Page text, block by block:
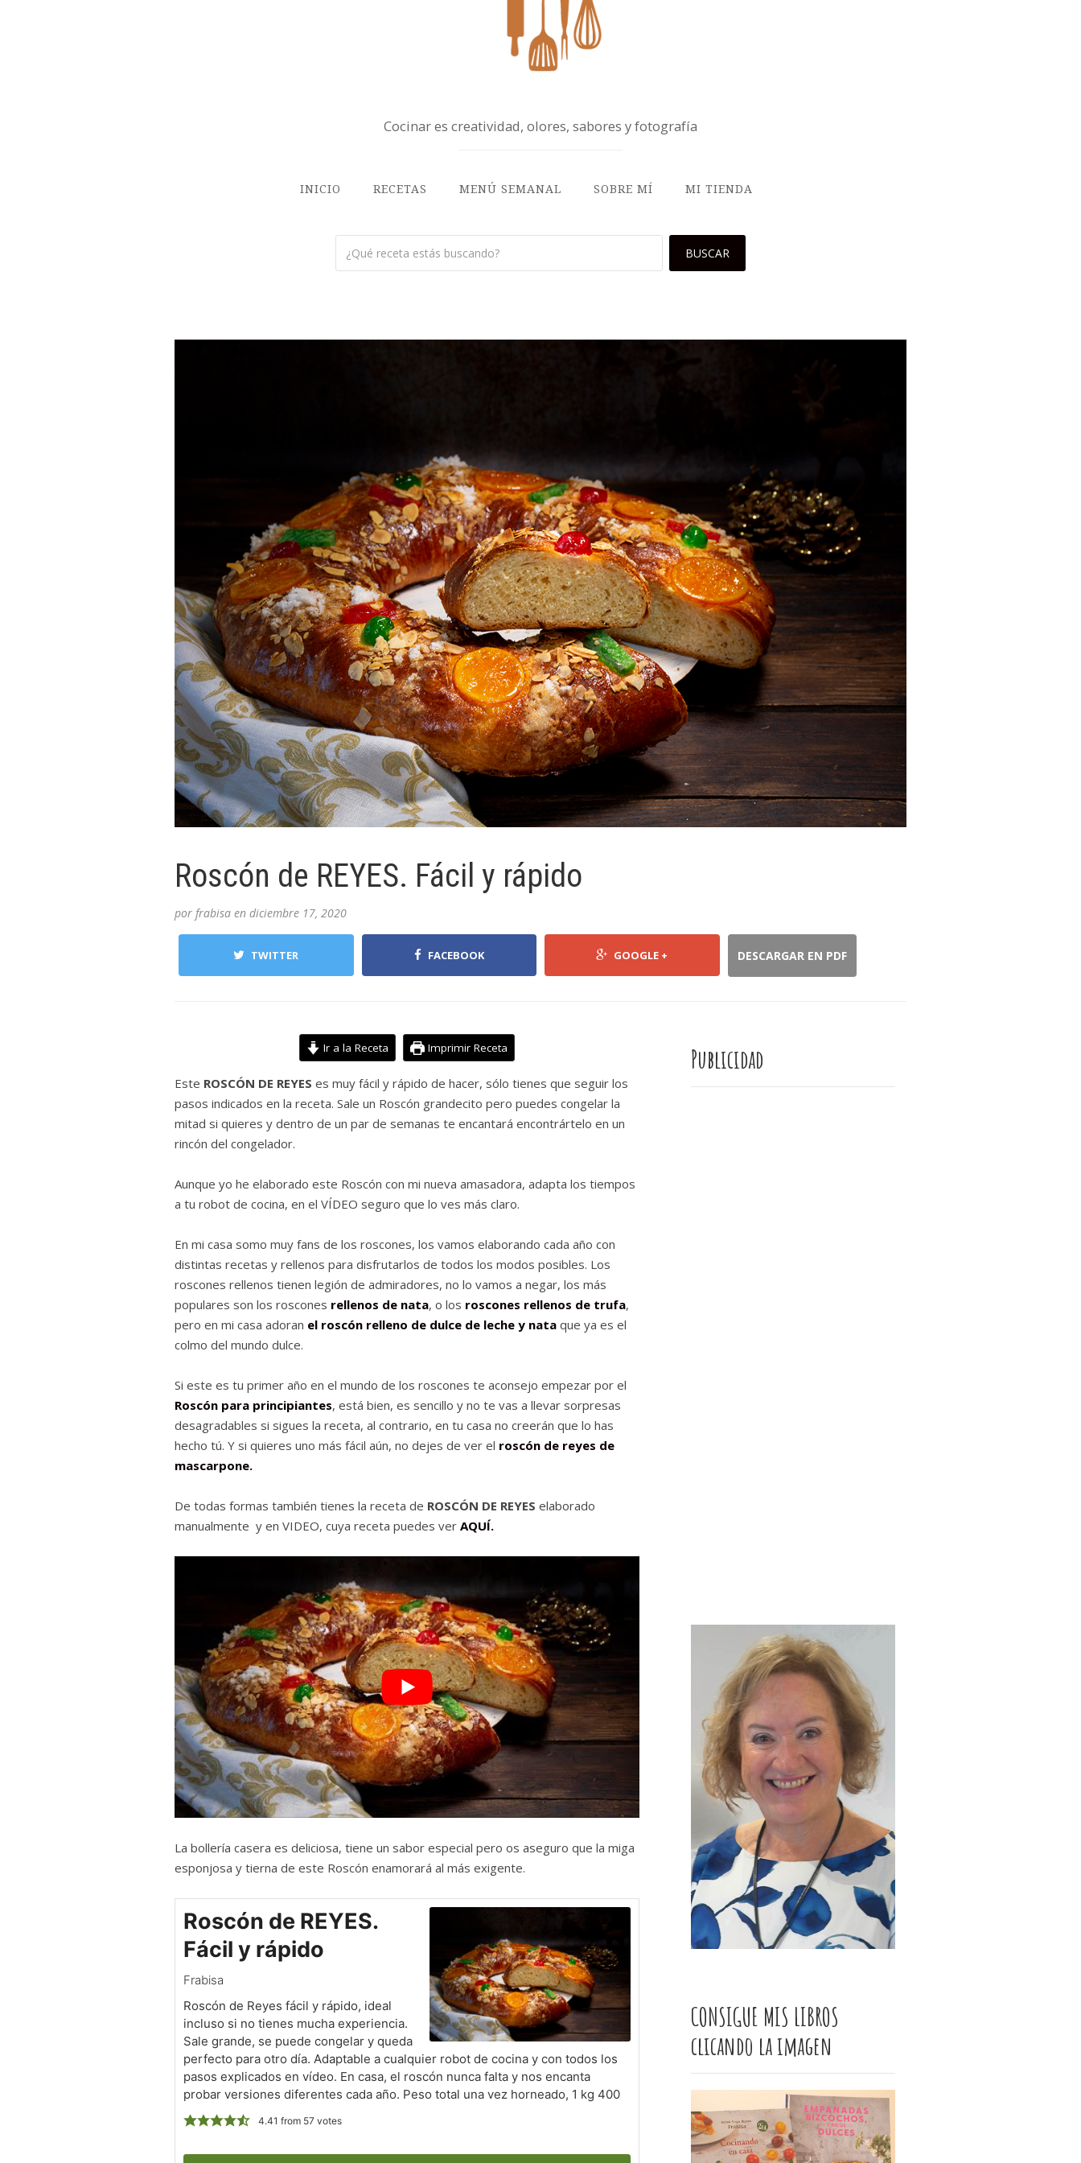
Cocinar es creatividad, olores, sabores y fotografía
INICIO RECETAS MENÚ SEMANAL SOBRE MÍ MI TIENDA
Roscón de REYES. Fácil y rápido
por frabisa en diciembre 17, 2020
TWITTER FACEBOOK GOOGLE + DESCARGAR EN PDF
Ir a la Receta Imprimir Receta
Este ROSCÓN DE REYES es muy fácil y rápido de hacer, sólo tienes que seguir los
pasos indicados en la receta. Sale un Roscón grandecito pero puedes congelar la
mitad si quieres y dentro de un par de semanas te encantará encontrártelo en un
rincón del congelador.
Aunque yo he elaborado este Roscón con mi nueva amasadora, adapta los tiempos
a tu robot de cocina, en el VÍDEO seguro que lo ves más claro.
En mi casa somo muy fans de los roscones, los vamos elaborando cada año con
distintas recetas y rellenos para disfrutarlos de todos los modos posibles. Los
roscones rellenos tienen legión de admiradores, no lo vamos a negar, los más
populares son los roscones rellenos de nata, o los roscones rellenos de trufa,
pero en mi casa adoran el roscón relleno de dulce de leche y nata que ya es el
colmo del mundo dulce.
Si este es tu primer año en el mundo de los roscones te aconsejo empezar por el
Roscón para principiantes, está bien, es sencillo y no te vas a llevar sorpresas
desagradables si sigues la receta, al contrario, en tu casa no creerán que lo has
hecho tú. Y si quieres uno más fácil aún, no dejes de ver el roscón de reyes de
mascarpone.
De todas formas también tienes la receta de ROSCÓN DE REYES elaborado
manualmente y en VIDEO, cuya receta puedes ver AQUÍ.
La bollería casera es deliciosa, tiene un sabor especial pero os aseguro que la miga
esponjosa y tierna de este Roscón enamorará al más exigente.
Roscón de REYES.
Fácil y rápido
Frabisa
Roscón de Reyes fácil y rápido, ideal
incluso si no tienes mucha experiencia.
Sale grande, se puede congelar y queda
perfecto para otro día. Adaptable a cualquier robot de cocina y con todos los
pasos explicados en vídeo. En casa, el roscón nunca falta y nos encanta
probar versiones diferentes cada año. Peso total una vez horneado, 1 kg 400
4.41 from 57 votes
Publicidad
CONSIGUE MIS LIBROS
clicando la imagen